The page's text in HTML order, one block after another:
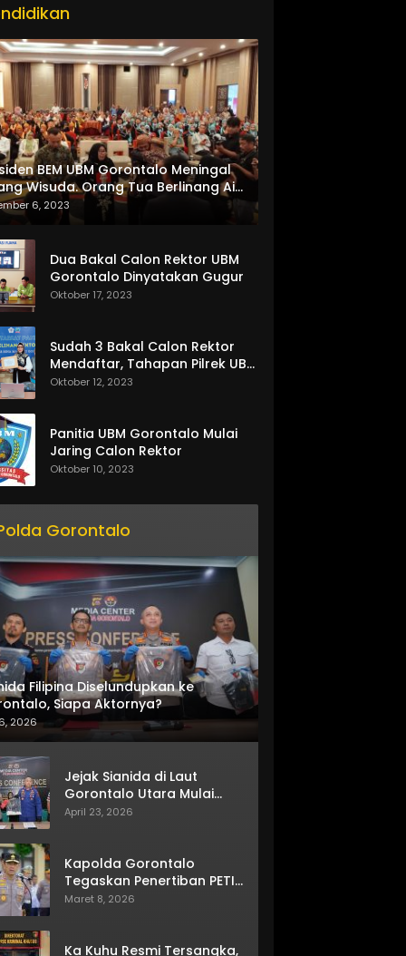
BEM UBM Gorontalo Meningal
Wisuda. Orang Tua Berlinang Air
Menerima SKL dan Pemasangan
6, 2023
Dua Bakal Calon Rektor UBM
Gorontalo Dinyatakan Gugur
Oktober 17, 2023
Sudah 3 Bakal Calon Rektor
Mendaftar, Tahapan Pilrek UBM
Gorontalo Makin Seru
Oktober 12, 2023
Panitia UBM Gorontalo Mulai
Jaring Calon Rektor
Oktober 10, 2023
Gorontalo
Filipina Diselundupkan ke
Siapa Aktornya?
2026
Jejak Sianida di Laut
Gorontalo Utara Mulai
Terkuak
April 23, 2026
Kapolda Gorontalo
Tegaskan Penertiban PETI
Terus Berjalan
Maret 8, 2026
Ka Kuhu Resmi Tersangka,